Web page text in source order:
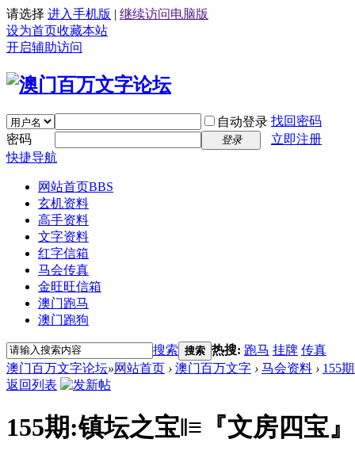
请选择 进入手机版 | 继续访问电脑版
设为首页收藏本站
开启辅助访问
自动登录 找回密码
密码
登录
立即注册
快捷导航
网站首页BBS
玄机资料
高手资料
文字资料
红字信箱
马会传真
金旺旺信箱
澳门跑马
澳门跑狗
搜索 搜索 热搜: 跑马 挂牌 传真
澳门百万文字论坛»网站首页 › 澳门百万文字 › 马会资料 › 155
返回列表
155期:镇坛之宝‖≡『文房四宝